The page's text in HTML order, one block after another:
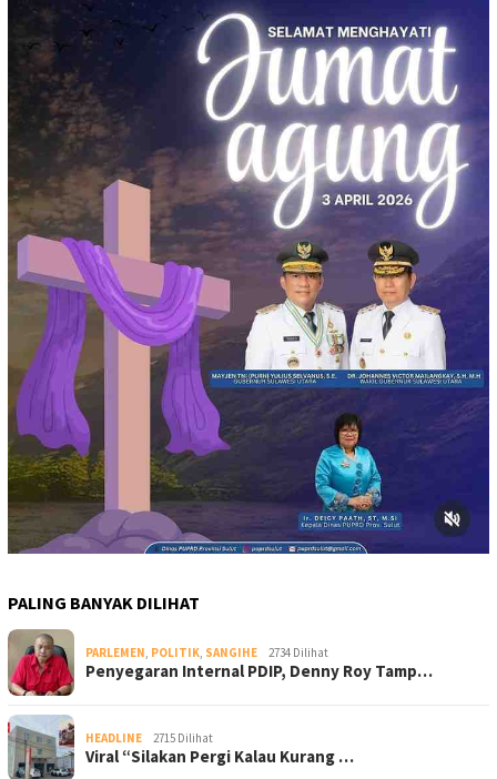
PALING BANYAK DILIHAT
PARLEMEN POLITIK SANGIHE 2734 Dilihat
Penyegaran Internal PDIP, Denny Roy Tamp…
HEADLINE 2715 Dilihat
Viral “Silakan Pergi Kalau Kurang …